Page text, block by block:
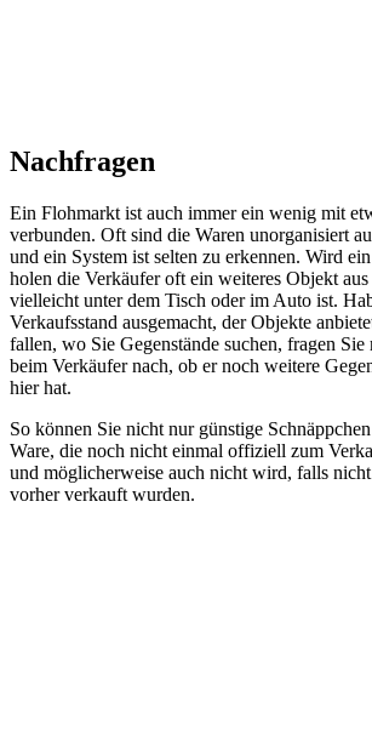
Nachfragen
Ein Flohmarkt ist auch immer ein wenig mit
verbunden. Oft sind die Waren unorganisiert
und ein System ist selten zu erkennen. Wird
holen die Verkäufer oft ein weiteres Objekt
vielleicht unter dem Tisch oder im Auto ist.
Verkaufsstand ausgemacht, der Objekte
fallen, wo Sie Gegenstände suchen, fragen
beim Verkäufer nach, ob er noch weitere
hier hat.
So können Sie nicht nur günstige
Ware, die noch nicht einmal offiziell zum
und möglicherweise auch nicht wird, falls
vorher verkauft wurden.